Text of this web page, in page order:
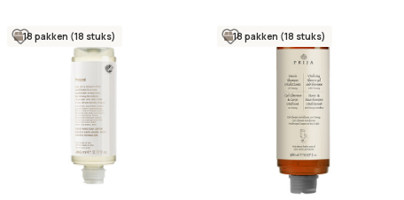
18 pakken (18 stuks) 18 pakken (18 stuks)